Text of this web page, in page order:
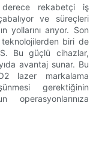
rekabetçi iş
ve süreçleri
yollarını arıyor. Son
biri de
S. Bu güçlü cihazlar,
avantaj sunar. Bu
lazer markalama
gerektiğinin